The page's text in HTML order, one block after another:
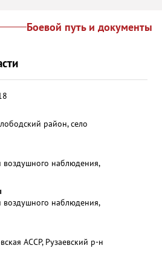
Боевой путь и документы
район, село
воздушного наблюдения,
воздушного наблюдения,
АССР, Рузаевский р-н